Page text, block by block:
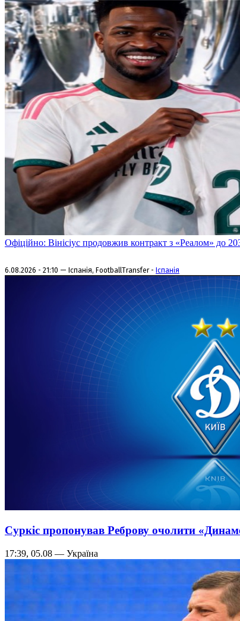
Офіційно: Вінісіус продовжив контракт з «Реалом» до
6.08.2026 - 21:10 — Іспанія, FootballTransfer - Іспанія
Суркіс пропонував Реброву очолити
17:39, 05.08 — Україна